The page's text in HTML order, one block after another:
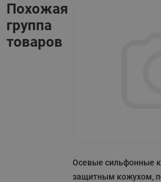
Похожая
группа
товаров
Осевые сильфонные
защитным кожухом,